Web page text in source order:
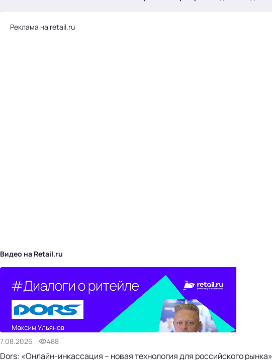
Реклама на retail.ru
Видео на Retail.ru
7.08.2026 488
Dors: «Онлайн-инкассация – новая технология для российского рынка»